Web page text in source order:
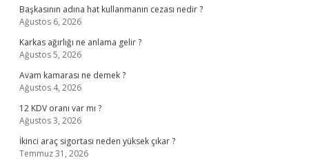
Başkasının adına hat kullanmanın cezası nedir ?
Ağustos 6, 2026
Karkas ağırlığı ne anlama gelir ?
Ağustos 5, 2026
Avam kamarası ne demek ?
Ağustos 4, 2026
12 KDV oranı var mı ?
Ağustos 3, 2026
İkinci araç sigortası neden yüksek çıkar ?
Temmuz 31, 2026